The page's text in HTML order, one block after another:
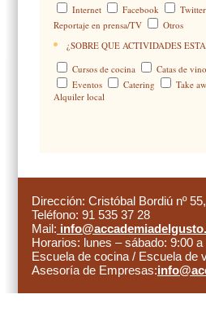
Internet
Facebook
Reportaje en prensa/TV
Otros
¿SOBRE QUE ACTIVIDADES
Cursos de cocina
Catas de
Eventos
Catering
Take
Alquiler local
Dirección: Cristóbal Bordiú nº
Teléfono: 91 535 37 28
Mail:
Horarios: lunes – sábado: 9:00 a
Escuela de cocina / Escuela de
Asesoría de Empresas: